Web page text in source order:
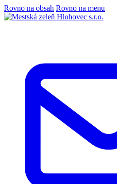
Rovno na obsah Rovno na menu